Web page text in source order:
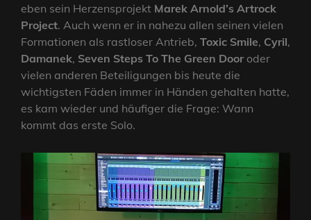
eben sein Herzensprojekt Marek Arnold’s Artrock
Project. Auch wenn er in nahezu allen seinen vielen
Formationen als rastloser Antrieb, Toxic Smile, Cyril,
Damanek, Seven Steps To The Green Dooroder
vielen anderen Beteiligungen bis heute die
wichtigsten Fäden immer in Händen gehalten hatte,
es kam wieder und häufiger die Frage: Wann
kommt das erste Solo.